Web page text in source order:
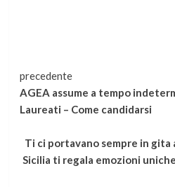
Continua
a
leggere
precedente
AGEA assume a tempo
Laureati – Come candidarsi
Ti ci portavano sempre in gita
Sicilia ti regala emozioni